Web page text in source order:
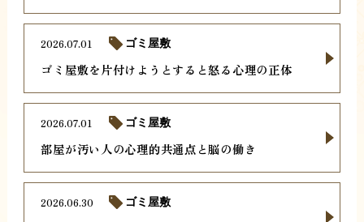
ゴミ屋敷を片付けようとすると怒る心理の正体
2026.07.01 ゴミ屋敷
部屋が汚い人の心理的共通点と脳の働き
2026.07.01 ゴミ屋敷
2026.06.30 ゴミ屋敷